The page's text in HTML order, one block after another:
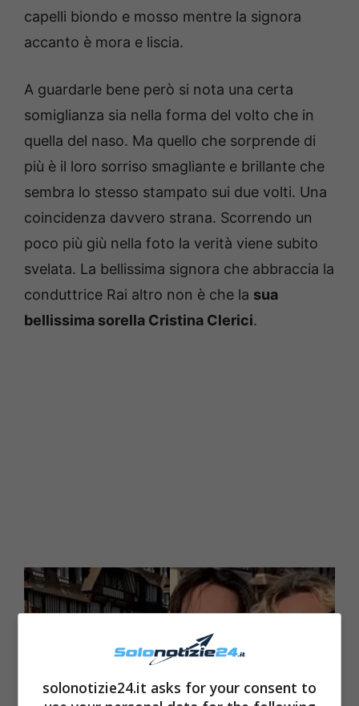
capelli biondo e mosso mentre la signora
accanto è mora e liscia.
A guardarle bene però si nota una certa
somiglianza sia nella forma del volto che in
quella del naso. Ma quello che sorprende di
più è il loro sorriso smagliante e brillante che
sembra lo stesso stampato sui due volti. Una
coincidenza davvero strana. Scorrendo un
poco più giù nella foto la verità viene subito
svelata. La bellissima signora che abbraccia la
conduttrice Rai altro non è che la sua
bellissima sorella Cristina Clerici.
solonotizie24.it asks for your consent to